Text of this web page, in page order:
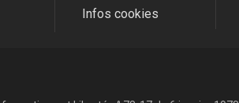
Infos cookies